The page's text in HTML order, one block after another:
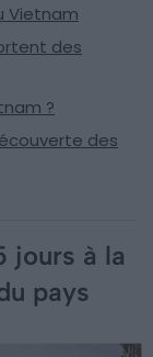
Vietnam
des
?
des
jours à la
pays